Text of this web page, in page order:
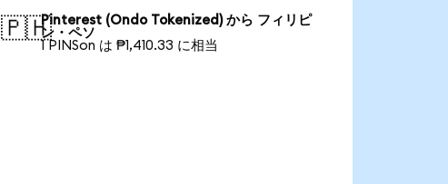
🇵🇭Pinterest (Ondo Tokenized) から フィリピ
ン・ペソ
1 PINSon は ₱1,410.33 に相当